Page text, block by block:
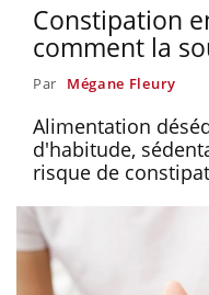
Constipation
comment la
Par Mégane Fleury
Alimentation
d'habitude,
risque de